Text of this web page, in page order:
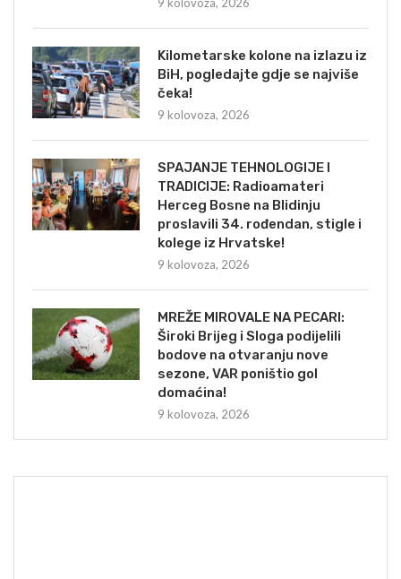
Kilometarske kolone na izlazu iz
BiH, pogledajte gdje se najviše
čeka!
9 kolovoza, 2026
SPAJANJE TEHNOLOGIJE I
TRADICIJE: Radioamateri
Herceg Bosne na Blidinju
proslavili 34. rođendan, stigle i
kolege iz Hrvatske!
9 kolovoza, 2026
MREŽE MIROVALE NA PECARI:
Široki Brijeg i Sloga podijelili
bodove na otvaranju nove
sezone, VAR poništio gol
domaćina!
9 kolovoza, 2026